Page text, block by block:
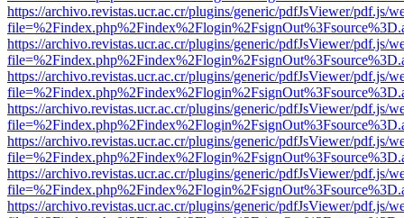
https://archivo.revistas.ucr.ac.cr/plugins/generic/pdfJsViewer/pdf.js/
https://archivo.revistas.ucr.ac.cr/plugins/generic/pdfJsViewer/pdf.js/
https://archivo.revistas.ucr.ac.cr/plugins/generic/pdfJsViewer/pdf.js/
https://archivo.revistas.ucr.ac.cr/plugins/generic/pdfJsViewer/pdf.js/
https://archivo.revistas.ucr.ac.cr/plugins/generic/pdfJsViewer/pdf.js/
https://archivo.revistas.ucr.ac.cr/plugins/generic/pdfJsViewer/pdf.js/
https://archivo.revistas.ucr.ac.cr/plugins/generic/pdfJsViewer/pdf.js/